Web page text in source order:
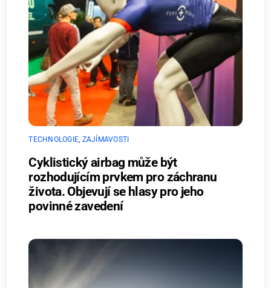
TECHNOLOGIE, ZAJÍMAVOSTI
Cyklistický airbag může být
rozhodujícím prvkem pro záchranu
života. Objevují se hlasy pro jeho
povinné zavedení